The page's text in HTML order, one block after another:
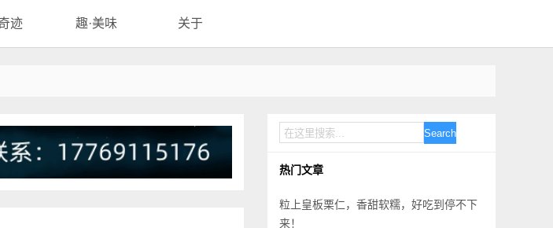
迹 趣·美味 关于
Search
热门文章
粒上皇板栗仁，香甜软糯，好吃到停不下
来！